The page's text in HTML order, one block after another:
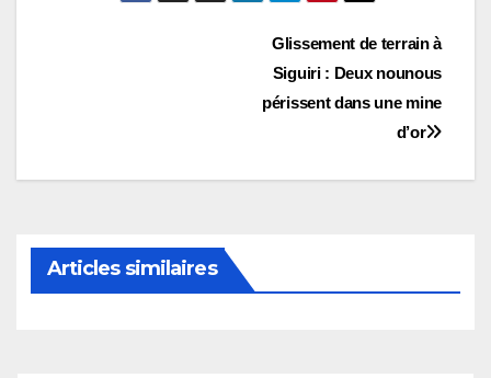
Glissement de terrain à
Siguiri : Deux nounous
périssent dans une mine
d’or
Articles similaires